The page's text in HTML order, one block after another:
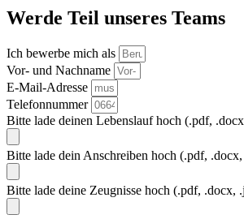
Werde Teil unseres Teams
Ich bewerbe mich als
Vor- und Nachname
E-Mail-Adresse
Telefonnummer
Bitte lade deinen Lebenslauf hoch (.pdf,
Bitte lade dein Anschreiben hoch (.pdf,
Bitte lade deine Zeugnisse hoch (.pdf, .docx,